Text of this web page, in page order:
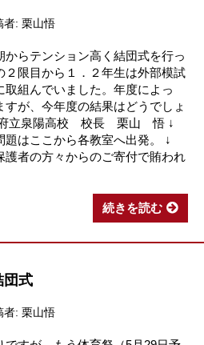
者: 栗山悟
らテンション高く結団式を行っ
２限目から１．２年生は外部模試
取組んでいました。年度によっ
が、今年度の結果はどうでしょ
府立泉陽高校 校長 栗山 悟 ↓
題はここから各教室へ出発。 ↓
護者の方々からのご寄付で賄われ
続きを読む
団式
者: 栗山悟